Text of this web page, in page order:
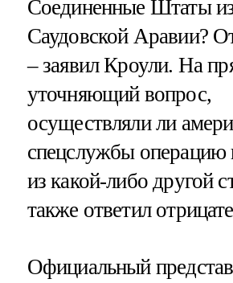
Соединенные Штаты
Саудовской Аравии?
– заявил Кроули. На
уточняющий вопрос,
осуществляли ли
спецслужбы операцию
из какой-либо другой
также ответил
Официальный